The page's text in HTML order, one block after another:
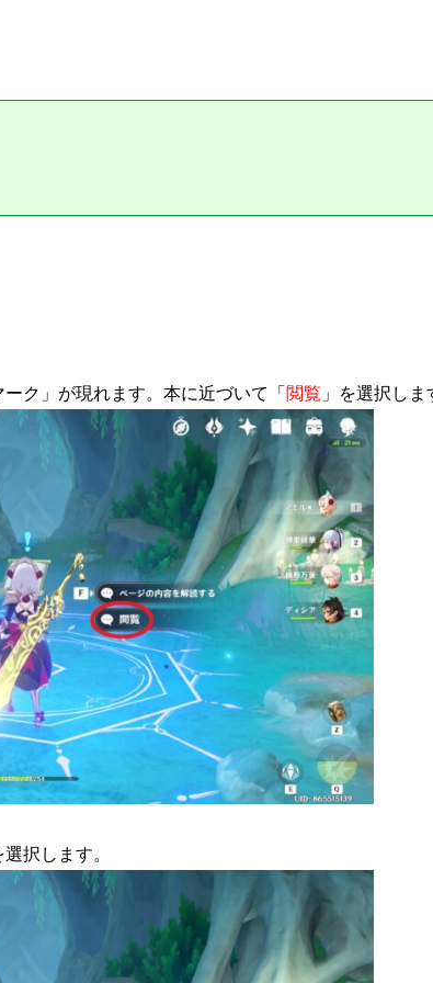
ク」が現れます。本に近づいて「 閲覧 」を選択しま
選択します。